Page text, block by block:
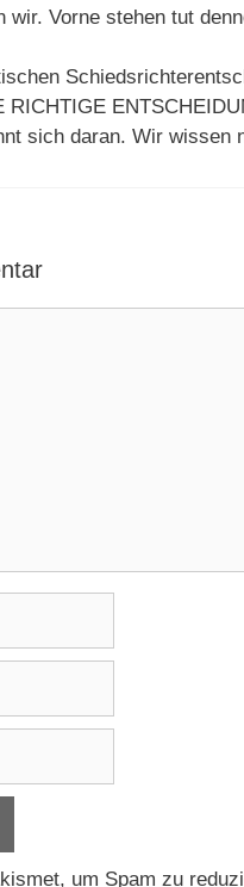
wir. Vorne stehen tut
RICHTIGE
sich daran. Wir wissen
um Spam zu